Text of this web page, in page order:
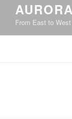
From East to West